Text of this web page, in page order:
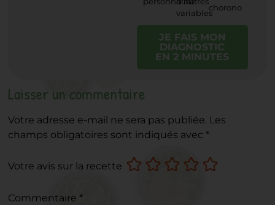
variables
chorono
JE FAIS MON
DIAGNOSTIC
EN 2 MINUTES
Laisser un commentaire
Votre adresse e-mail ne sera pas publiée. Les
champs obligatoires sont indiqués avec *
Votre avis sur la recette
Commentaire *